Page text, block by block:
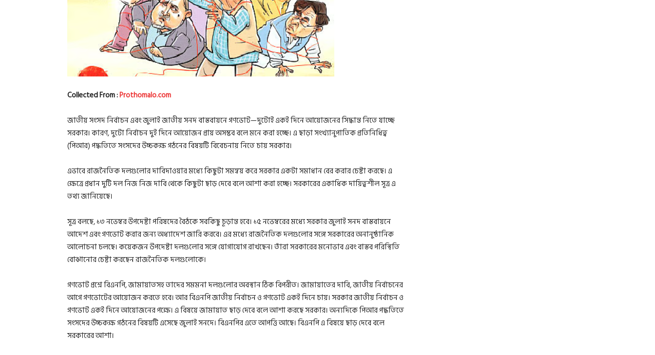
Collected From :Prothomalo.com
জাতীয় সংসদ নির্বাচন এবং জুলাই জাতীয় সনদ বাস্তবায়নে গণভোট—দুটোই একই দিনে আয়োজনের সিদ্ধান্ত নিতে যাচ্ছে
সরকার। কারণ, দুটো নির্বাচন দুই দিনে আয়োজন প্রায় অসম্ভব বলে মনে করা হচ্ছে। এ ছাড়া সংখ্যানুপাতিক প্রতিনিধিত্ব
(পিআর) পদ্ধতিতে সংসদের উচ্চকক্ষ গঠনের বিষয়টি বিবেচনায় নিতে চায় সরকার।
এভাবে রাজনৈতিক দলগুলোর দাবিদাওয়ার মধ্যে কিছুটা সমন্বয় করে সরকার একটা সমাধান বের করার চেষ্টা করছে। এ
ক্ষেত্রে প্রধান দুটি দল নিজ নিজ দাবি থেকে কিছুটা ছাড় দেবে বলে আশা করা হচ্ছে। সরকারের একাধিক দায়িত্বশীল সূত্র এ
তথ্য জানিয়েছে।
সূত্র বলছে, ১৩ নভেম্বর উপদেষ্টা পরিষদের বৈঠকে সবকিছু চূড়ান্ত হবে। ১৫ নভেম্বরের মধ্যে সরকার জুলাই সনদ বাস্তবায়নে
আদেশ এবং গণভোট করার জন্য অধ্যাদেশ জারি করবে। এর মধ্যে রাজনৈতিক দলগুলোর সঙ্গে সরকারের অনানুষ্ঠানিক
আলোচনা চলছে। কয়েকজন উপদেষ্টা দলগুলোর সঙ্গে যোগাযোগ রাখছেন। তাঁরা সরকারের মনোভাব এবং বাস্তব পরিস্থিতি
বোঝানোর চেষ্টা করছেন রাজনৈতিক দলগুলোকে।
গণভোট প্রশ্নে বিএনপি, জামায়াতসহ তাদের সমমনা দলগুলোর অবস্থান ঠিক বিপরীত। জামায়াতের দাবি, জাতীয় নির্বাচনের
আগে গণভোটের আয়োজন করতে হবে। আর বিএনপি জাতীয় নির্বাচন ও গণভোট একই দিনে চায়। সরকার জাতীয় নির্বাচন ও
গণভোট একই দিনে আয়োজনের পক্ষে। এ বিষয়ে জামায়াত ছাড় দেবে বলে আশা করছে সরকার। অন্যদিকে পিআর পদ্ধতিতে
সংসদের উচ্চকক্ষ গঠনের বিষয়টি এসেছে জুলাই সনদে। বিএনপির এতে আপত্তি আছে। বিএনপি এ বিষয়ে ছাড় দেবে বলে
সরকারের আশা।